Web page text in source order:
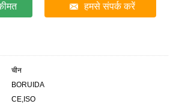
हमसे संपर्क करें
चीन
BORUIDA
CE,ISO